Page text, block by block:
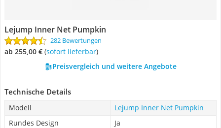
Lejump Inner Net Pumpkin
282 Bewertungen
ab 255,00 € ( Sofort lieferbar)
Preisvergleich und weitere Angebote
Technische Details
Modell
Lejump Inner Net Pumpkin
Rundes Design
Ja